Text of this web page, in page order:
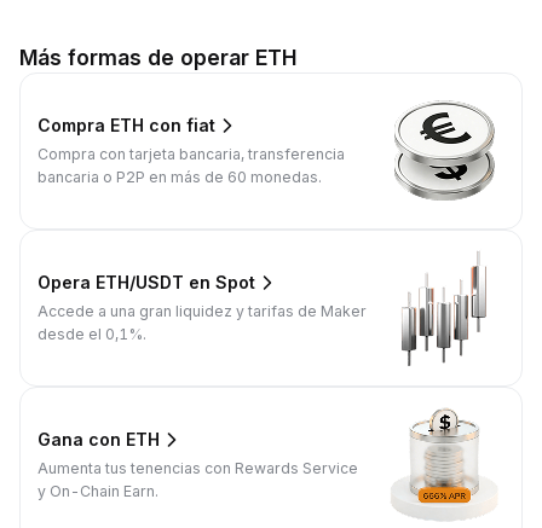
Más formas de operar ETH
Compra ETH con fiat
Compra con tarjeta bancaria, transferencia
bancaria o P2P en más de 60 monedas.
Opera ETH/USDT en Spot
Accede a una gran liquidez y tarifas de Maker
desde el 0,1%.
Gana con ETH
Aumenta tus tenencias con Rewards Service
y On-Chain Earn.